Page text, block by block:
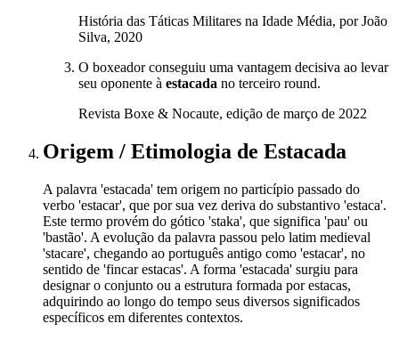
História das Táticas Militares na Idade Média, por João
Silva, 2020
O boxeador conseguiu uma vantagem decisiva ao levar
seu oponente à estacada no terceiro round.
Revista Boxe & Nocaute, edição de março de 2022
Origem / Etimologia de Estacada
A palavra 'estacada' tem origem no particípio passado do
verbo 'estacar', que por sua vez deriva do substantivo 'estaca'.
Este termo provém do gótico 'staka', que significa 'pau' ou
'bastão'. A evolução da palavra passou pelo latim medieval
'stacare', chegando ao português antigo como 'estacar', no
sentido de 'fincar estacas'. A forma 'estacada' surgiu para
designar o conjunto ou a estrutura formada por estacas,
adquirindo ao longo do tempo seus diversos significados
específicos em diferentes contextos.